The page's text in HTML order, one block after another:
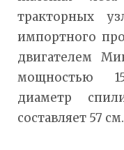
тракторных
импортного
двигателем
мощностью
диаметр
составляет 57 см.